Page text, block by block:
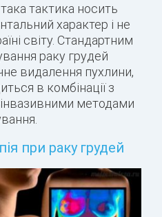
тактика носить
характер і не
світу. Стандартним
раку грудей
видалення пухлини,
в комбінації з
методами
при раку грудей